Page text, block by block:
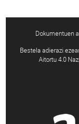
Dokumentuen
Bestela adierazi
Aitortu 4.0